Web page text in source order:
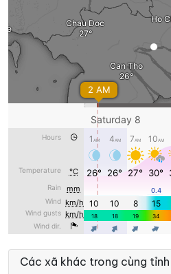
Các xã khác trong cùng tỉnh